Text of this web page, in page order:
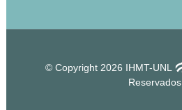
© Copyright 2026 IHMT-UNL
Reservados.